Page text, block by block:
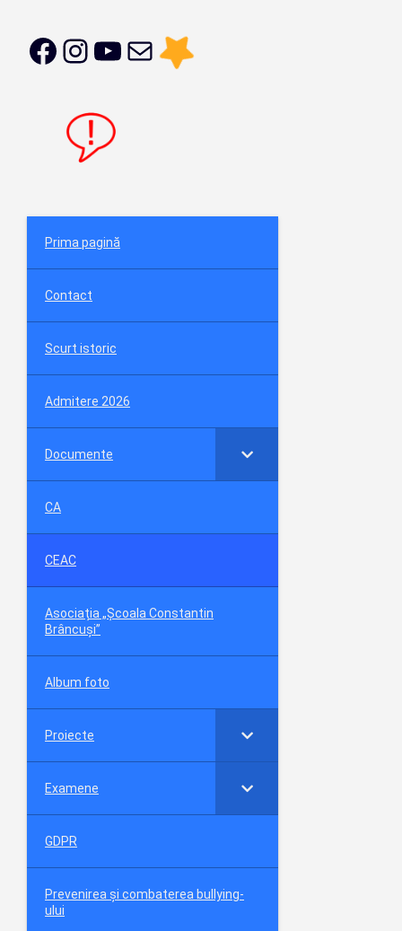
Prima pagină
Contact
Scurt istoric
Admitere 2026
Documente
CA
CEAC
Asociația „Școala Constantin
Brâncuși”
Album foto
Proiecte
Examene
GDPR
Prevenirea și combaterea bullying-
ului